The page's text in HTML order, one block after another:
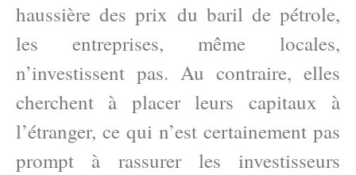
haussière des prix du baril de pétrole,
les entreprises, même locales,
n’investissent pas. Au contraire, elles
cherchent à placer leurs capitaux à
l’étranger, ce qui n’est certainement pas
prompt à rassurer les investisseurs